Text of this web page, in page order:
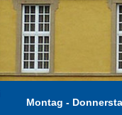
Montag -